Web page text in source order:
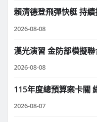
賴清德登飛彈快艇 持
2026-08-08
漢光演習 金防部模擬
2026-08-08
115年度總預算案卡關
2026-08-07